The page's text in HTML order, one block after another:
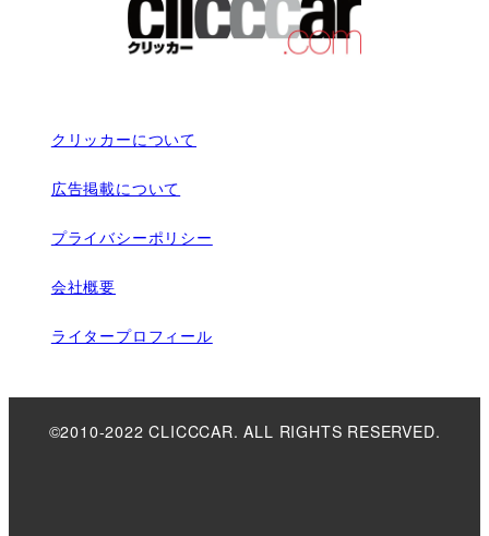
クリッカーについて
広告掲載について
プライバシーポリシー
会社概要
ライタープロフィール
©2010-2022 CLICCCAR. ALL RIGHTS RESERVED.